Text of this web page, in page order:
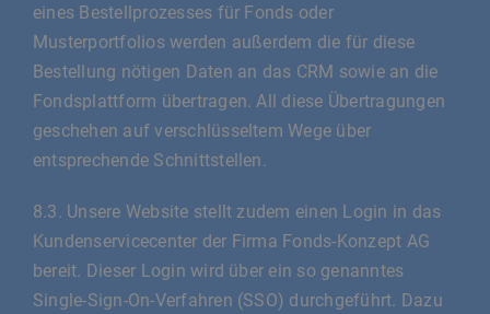
eines Bestellprozesses für Fonds oder
Musterportfolios werden außerdem die für diese
Bestellung nötigen Daten an das CRM sowie an die
Fondsplattform übertragen. All diese Übertragungen
geschehen auf verschlüsseltem Wege über
entsprechende Schnittstellen.
8.3. Unsere Website stellt zudem einen Login in das
Kundenservicecenter der Firma Fonds-Konzept AG
bereit. Dieser Login wird über ein so genanntes
Single-Sign-On-Verfahren (SSO) durchgeführt. Dazu